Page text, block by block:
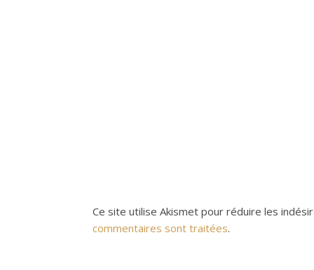
Ce site utilise Akismet pour réduire les
commentaires sont traitées.